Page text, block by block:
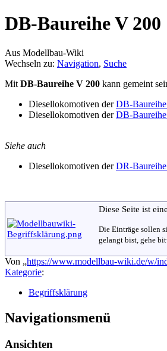
DB-Baureihe V 200
Aus Modellbau-Wiki
Wechseln zu: Navigation, Suche
Mit DB-Baureihe V 200 kann gemeint
Diesellokomotiven derDB-
Diesellokomotiven derDB-
Siehe auch
Diesellokomotiven derDR-
Diese Seite ist eine
Die Einträge sollen
gelangt bist, gehe
Von „https://www.modellbau-wiki.de/w/
Kategorie:
Begriffsklärung
Navigationsmenü
Ansichten